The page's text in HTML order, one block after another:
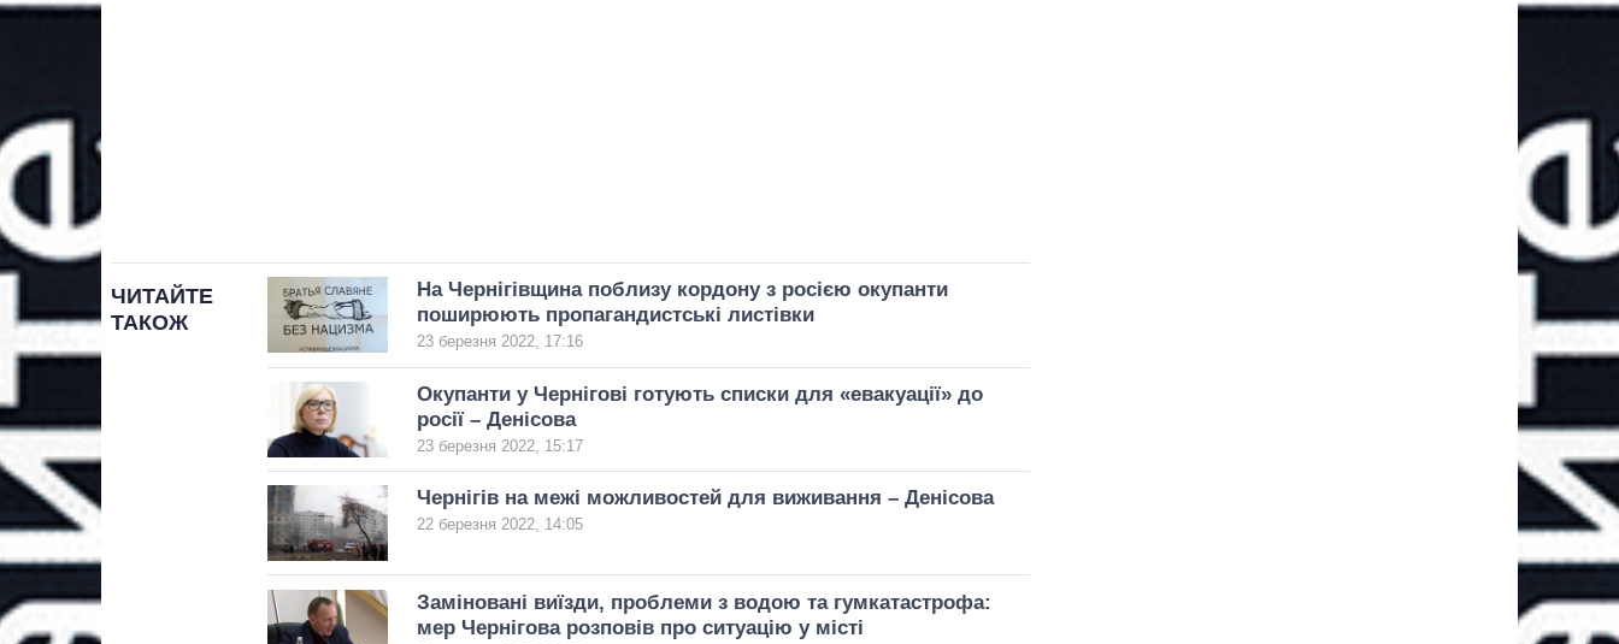
ЧИТАЙТЕ
ТАКОЖ
На Чернігівщина поблизу кордону з росією окупанти
поширюють пропагандистські листівки
23 березня 2022, 17:16
Окупанти у Чернігові готують списки для «евакуації» до
росії – Денісова
23 березня 2022, 15:17
Чернігів на межі можливостей для виживання – Денісова
22 березня 2022, 14:05
Заміновані виїзди, проблеми з водою та гумкатастрофа:
мер Чернігова розповів про ситуацію у місті